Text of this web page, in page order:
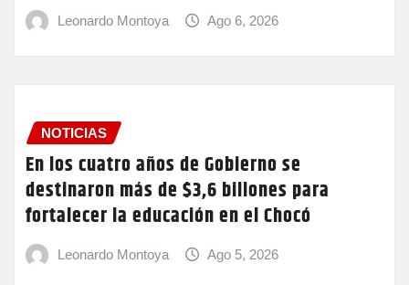
Leonardo Montoya Ago 6, 2026
NOTICIAS
En los cuatro años de Gobierno se
destinaron más de $3,6 billones para
fortalecer la educación en el Chocó
Leonardo Montoya Ago 5, 2026